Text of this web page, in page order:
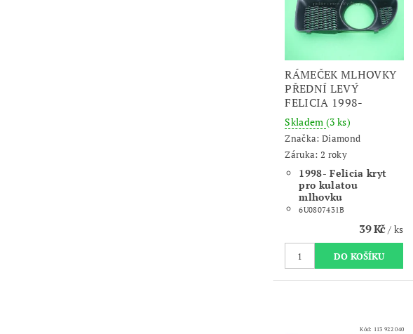
RÁMEČEK MLHOVKY
PŘEDNÍ LEVÝ
FELICIA 1998-
Skladem (3 ks)
Značka: Diamond
Záruka: 2 roky
1998- Felicia kryt
pro kulatou
mlhovku
6U0807431B
39 Kč/ ks
Kód: 113 922 040